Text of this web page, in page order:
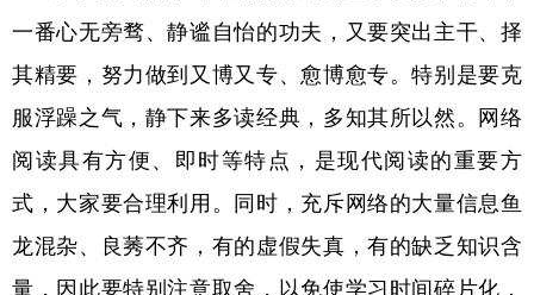
一番心无旁骛、静谧自怡的功夫，又要突出主干、择
其精要，努力做到又博又专、愈博愈专。特别是要克
服浮躁之气，静下来多读经典，多知其所以然。网络
阅读具有方便、即时等特点，是现代阅读的重要方
式，大家要合理利用。同时，充斥网络的大量信息鱼
龙混杂、良莠不齐，有的虚假失真，有的缺乏知识含
量，因此要特别注意取舍，以免使学习时间碎片化，